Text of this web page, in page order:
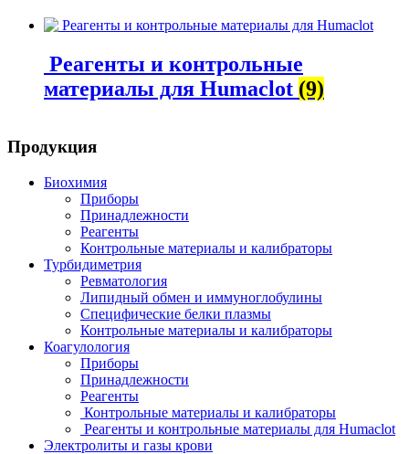
Реагенты и контрольные
материалы для Humaclot (9)
Продукция
Биохимия
Приборы
Принадлежности
Реагенты
Контрольные материалы и калибраторы
Турбидиметрия
Ревматология
Липидный обмен и иммуноглобулины
Специфические белки плазмы
Контрольные материалы и калибраторы
Коагулология
Приборы
Принадлежности
Реагенты
Контрольные материалы и калибраторы
Реагенты и контрольные материалы для Humaclot
Электролиты и газы крови